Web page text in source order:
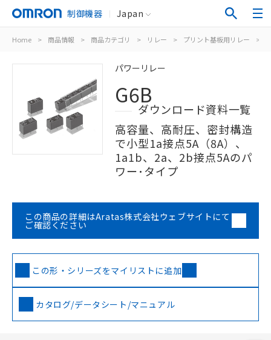
制御機器 Japan
Home > 商品情報 > 商品カテゴリ > リレー > プリント基板用リレー >
パワーリレー
G6B
ダウンロード資料一覧
高容量、高耐圧、密封構造
で小型1a接点5A（8A）、
1a1b、2a、2b接点5Aのパ
ワー･タイプ
この商品の詳細はAratas株式会社ウェブサイトにて
ご確認ください
この形・シリーズをマイリストに追加
カタログ/データシート/マニュアル